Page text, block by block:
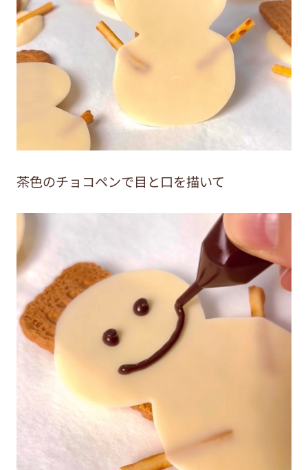
茶色のチョコペンで目と口を描いて